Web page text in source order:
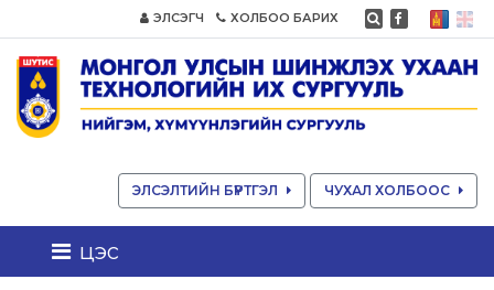
ЭЛСЭГЧ ХОЛБОО БАРИХ
ЭЛСЭЛТИЙН БҮРТГЭЛ ЧУХАЛ ХОЛБООС
цэс